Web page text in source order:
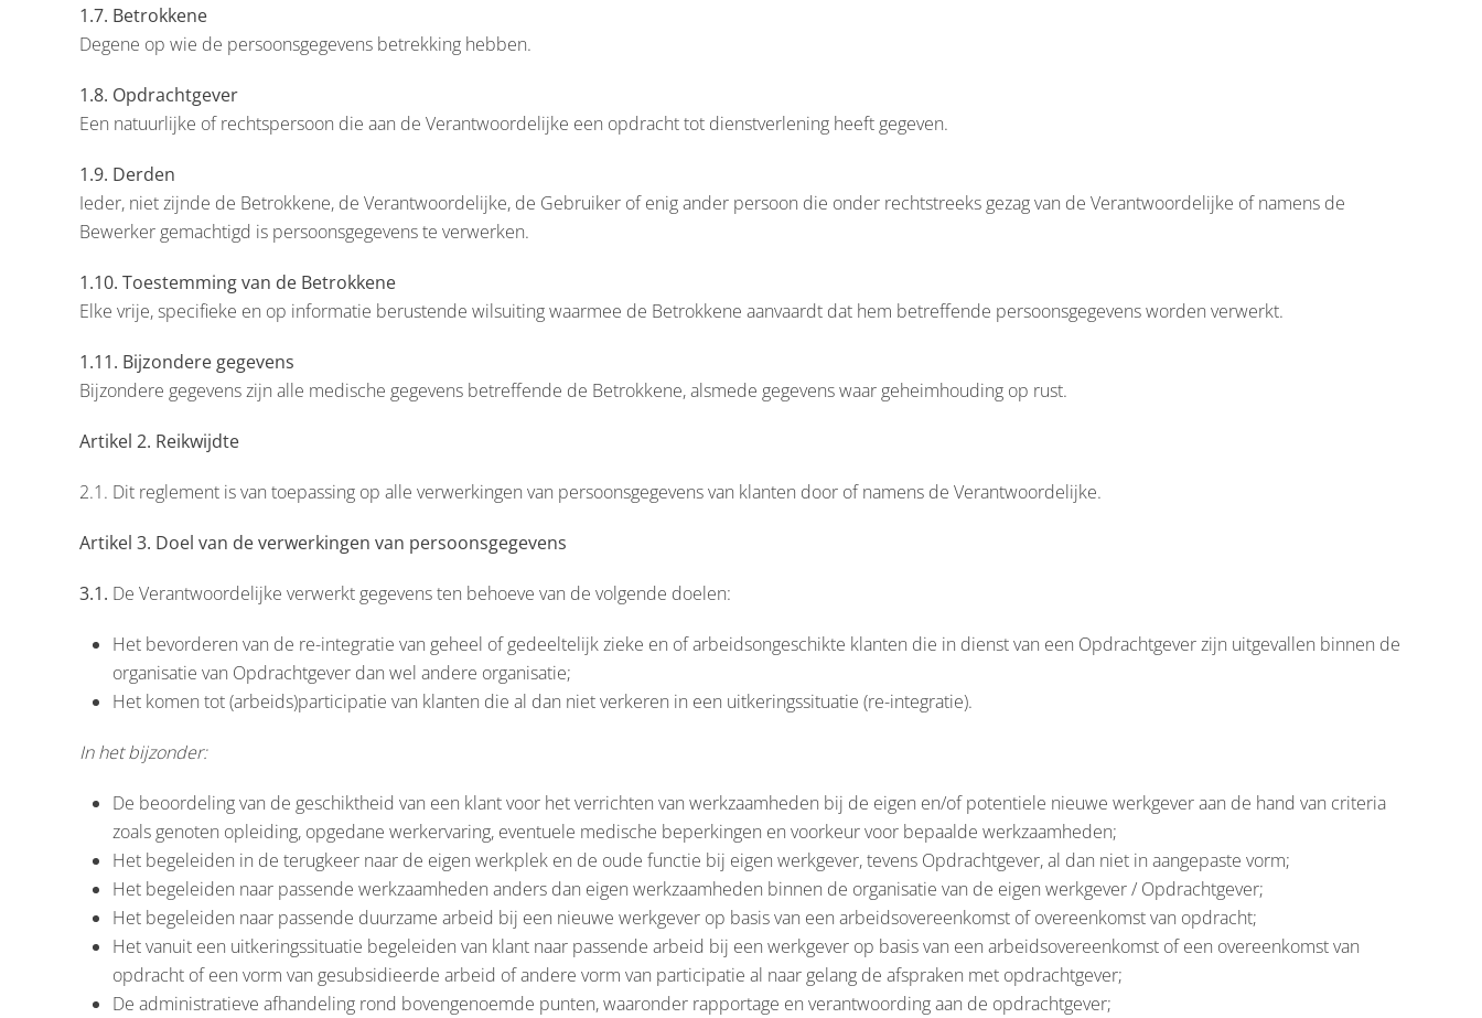
1.7. Betrokkene
Degene op wie de persoonsgegevens betrekking hebben.
1.8. Opdrachtgever
Een natuurlijke of rechtspersoon die aan de Verantwoordelijke een opdracht tot dienstverlening heeft gegeven.
1.9. Derden
Ieder, niet zijnde de Betrokkene, de Verantwoordelijke, de Gebruiker of enig ander persoon die onder rechtstreeks gezag van de Verantwoordelijke of namens de
Bewerker gemachtigd is persoonsgegevens te verwerken.
1.10. Toestemming van de Betrokkene
Elke vrije, specifieke en op informatie berustende wilsuiting waarmee de Betrokkene aanvaardt dat hem betreffende persoonsgegevens worden verwerkt.
1.11. Bijzondere gegevens
Bijzondere gegevens zijn alle medische gegevens betreffende de Betrokkene, alsmede gegevens waar geheimhouding op rust.
Artikel 2. Reikwijdte
2.1. Dit reglement is van toepassing op alle verwerkingen van persoonsgegevens van klanten door of namens de Verantwoordelijke.
Artikel 3. Doel van de verwerkingen van persoonsgegevens
3.1. De Verantwoordelijke verwerkt gegevens ten behoeve van de volgende doelen:
Het bevorderen van de re-integratie van geheel of gedeeltelijk zieke en of arbeidsongeschikte klanten die in dienst van een Opdrachtgever zijn uitgevallen binnen de
organisatie van Opdrachtgever dan wel andere organisatie;
Het komen tot (arbeids)participatie van klanten die al dan niet verkeren in een uitkeringssituatie (re-integratie).
In het bijzonder:
De beoordeling van de geschiktheid van een klant voor het verrichten van werkzaamheden bij de eigen en/of potentiele nieuwe werkgever aan de hand van criteria
zoals genoten opleiding, opgedane werkervaring, eventuele medische beperkingen en voorkeur voor bepaalde werkzaamheden;
Het begeleiden in de terugkeer naar de eigen werkplek en de oude functie bij eigen werkgever, tevens Opdrachtgever, al dan niet in aangepaste vorm;
Het begeleiden naar passende werkzaamheden anders dan eigen werkzaamheden binnen de organisatie van de eigen werkgever / Opdrachtgever;
Het begeleiden naar passende duurzame arbeid bij een nieuwe werkgever op basis van een arbeidsovereenkomst of overeenkomst van opdracht;
Het vanuit een uitkeringssituatie begeleiden van klant naar passende arbeid bij een werkgever op basis van een arbeidsovereenkomst of een overeenkomst van
opdracht of een vorm van gesubsidieerde arbeid of andere vorm van participatie al naar gelang de afspraken met opdrachtgever;
De administratieve afhandeling rond bovengenoemde punten, waaronder rapportage en verantwoording aan de opdrachtgever;